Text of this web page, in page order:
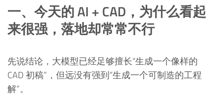
一、今天的 AI + CAD，为什么看起
来很强，落地却常常不行
先说结论，大模型已经足够擅长“生成一个像样的
CAD 初稿”，但远没有强到“生成一个可制造的工程
解”。